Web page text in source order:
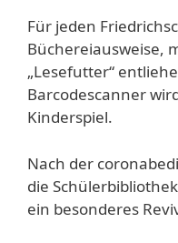
Für jeden
Büchereiausweise,
„Lesefutter“
Barcodescanner
Kinderspiel.
Nach der
die
ein besonderes